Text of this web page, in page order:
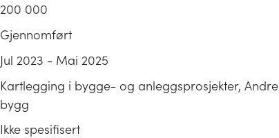
200 000
Gjennomført
Jul 2023 - Mai 2025
Kartlegging i bygge- og anleggsprosjekter, Andre
bygg
Ikke spesifisert